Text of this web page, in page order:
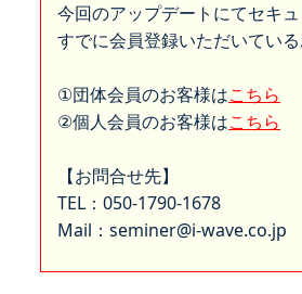
今回のアップデートにてセキ
すでに会員登録いただいてい
①団体会員のお客様はこちら
②個人会員のお客様はこちら
【お問合せ先】
TEL：050-1790-1678
Mail：seminer@i-wave.co.jp